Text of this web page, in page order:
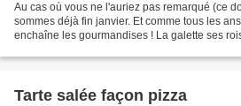
Au cas où vous ne l'auriez pas remarqué (ce
sommes déjà fin janvier. Et comme tous les
enchaîne les gourmandises ! La galette ses
Tarte salée façon pizza